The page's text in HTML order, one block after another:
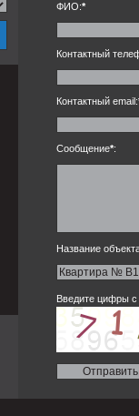
ФИО:*
Контактный
Контактный email:
Сообщение*:
Название
Введите цифры с